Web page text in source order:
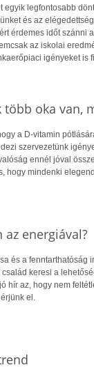
egyik legfontosabb
és az
érdemes időt szánni
az iskolai
igényeket is
több oka van,
a D-vitamin
szervezetünk
ennél jóval
hogy mindenki
energiával?
és a fenntarthatóság
keresi a
hír az, hogy nem
el.